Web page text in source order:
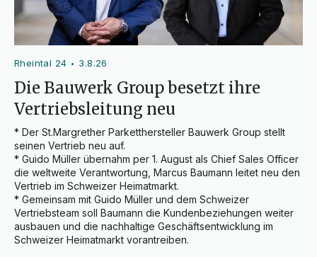
Rheintal 24 • 3.8.26
Die Bauwerk Group besetzt ihre
Vertriebsleitung neu
* Der St.Margrether Parketthersteller Bauwerk Group stellt
seinen Vertrieb neu auf.
* Guido Müller übernahm per 1. August als Chief Sales Officer
die weltweite Verantwortung, Marcus Baumann leitet neu den
Vertrieb im Schweizer Heimatmarkt.
* Gemeinsam mit Guido Müller und dem Schweizer
Vertriebsteam soll Baumann die Kundenbeziehungen weiter
ausbauen und die nachhaltige Geschäftsentwicklung im
Schweizer Heimatmarkt vorantreiben.